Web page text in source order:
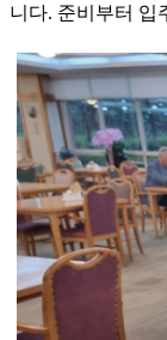
니다. 준비부터 입